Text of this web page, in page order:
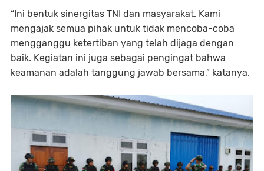
“Ini bentuk sinergitas TNI dan masyarakat. Kami
mengajak semua pihak untuk tidak mencoba-coba
mengganggu ketertiban yang telah dijaga dengan
baik. Kegiatan ini juga sebagai pengingat bahwa
keamanan adalah tanggung jawab bersama,” katanya.